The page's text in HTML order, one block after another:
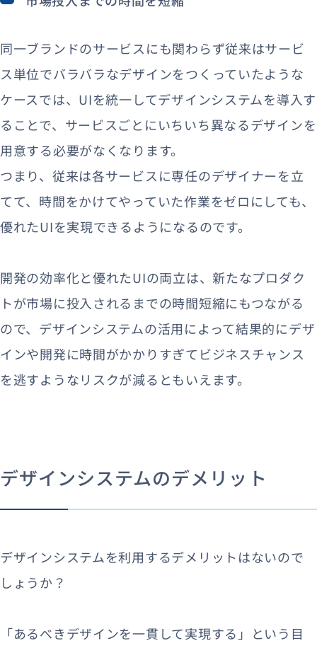
同一ブランドのサービスにも関わらず従来はサービ
ス単位でバラバラなデザインをつくっていたような
ケースでは、UIを統一してデザインシステムを導入す
ることで、サービスごとにいちいち異なるデザインを
用意する必要がなくなります。
つまり、従来は各サービスに専任のデザイナーを立
てて、時間をかけてやっていた作業をゼロにしても、
優れたUIを実現できるようになるのです。
開発の効率化と優れたUIの両立は、新たなプロダク
トが市場に投入されるまでの時間短縮にもつながる
ので、デザインシステムの活用によって結果的にデザ
インや開発に時間がかかりすぎてビジネスチャンス
を逃すようなリスクが減るともいえます。
デザインシステムのデメリット
デザインシステムを利用するデメリットはないので
しょうか？
「あるべきデザインを一貫して実現する」という目